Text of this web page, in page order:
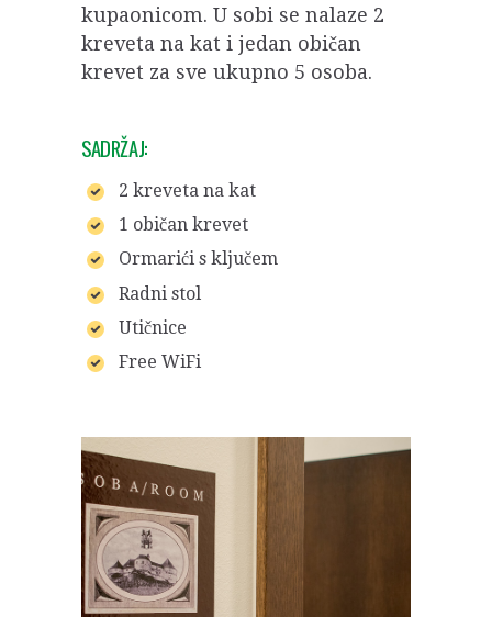
kupaonicom. U sobi se nalaze 2
kreveta na kat i jedan običan
krevet za sve ukupno 5 osoba.
SADRŽAJ:
2 kreveta na kat
1 običan krevet
Ormarići s ključem
Radni stol
Utičnice
Free WiFi